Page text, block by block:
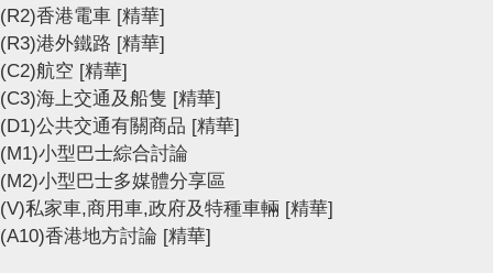
(R2)香港電車 [精華]
(R3)港外鐵路 [精華]
(C2)航空 [精華]
(C3)海上交通及船隻 [精華]
(D1)公共交通有關商品 [精華]
(M1)小型巴士綜合討論
(M2)小型巴士多媒體分享區
(V)私家車,商用車,政府及特種車輛 [精華]
(A10)香港地方討論 [精華]